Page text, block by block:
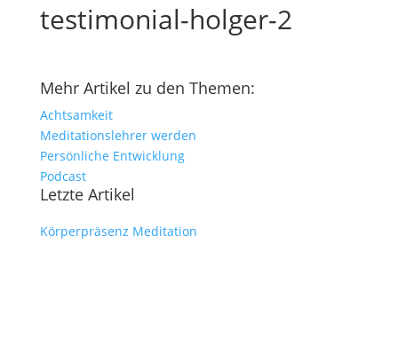
testimonial-holger-2
Mehr Artikel zu den Themen:
Achtsamkeit
Meditationslehrer werden
Persönliche Entwicklung
Podcast
Letzte Artikel
Körperpräsenz Meditation